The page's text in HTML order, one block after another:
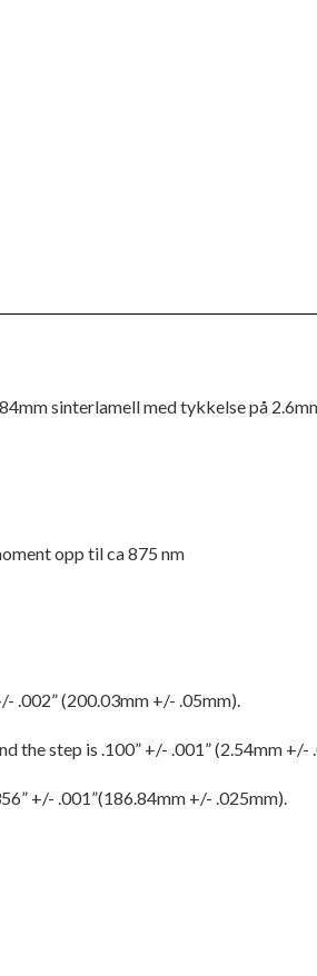
sinterlamell med tykkelse på
opp til ca 875 nm
.002” (200.03mm +/- .05mm).
the step is .100” +/- .001” (2.54mm +/-
+/- .001”(186.84mm +/- .025mm).